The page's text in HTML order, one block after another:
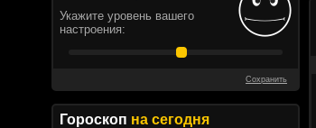
Укажите уровень вашего
настроения:
Сохранить
Гороскоп на сегодня